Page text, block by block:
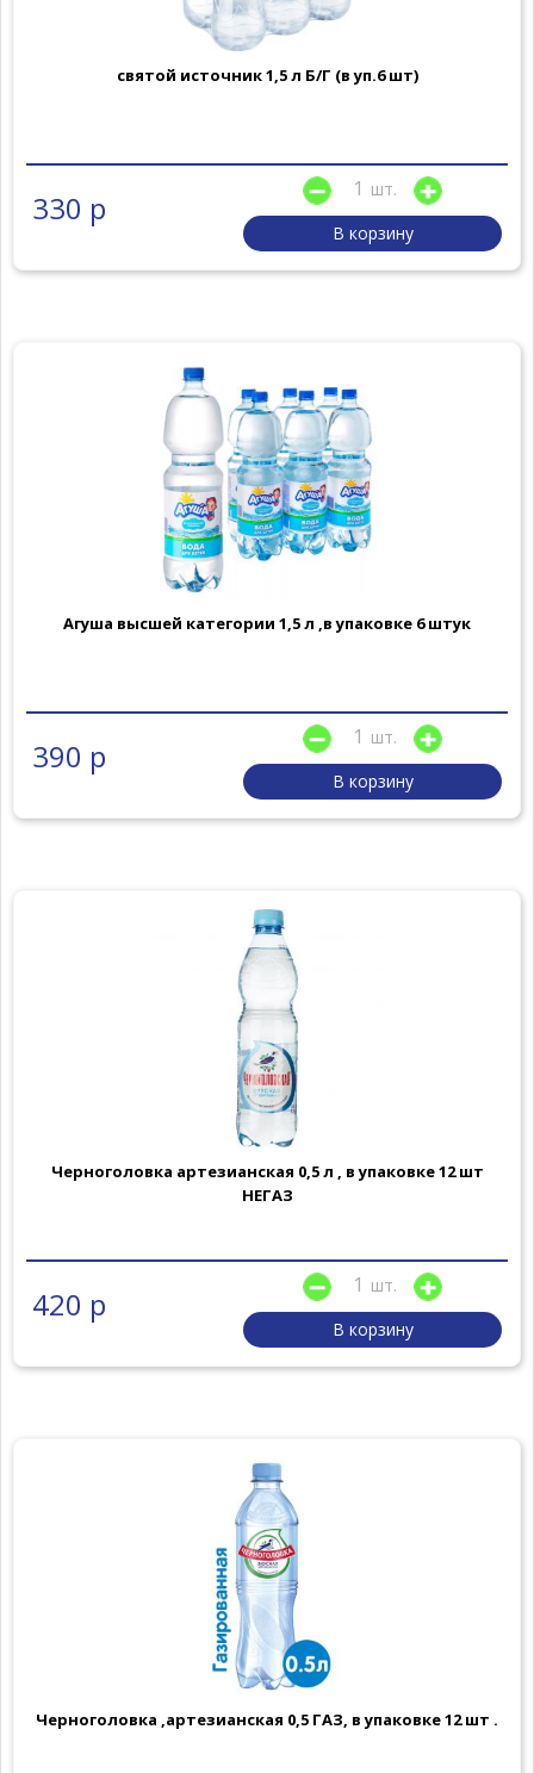
святой источник 1,5 л Б/Г (в уп.6 шт)
330 р
шт.
В корзину
Агуша высшей категории 1,5 л ,в упаковке 6 штук
390 р
шт.
В корзину
Черноголовка артезианская 0,5 л , в упаковке 12 шт
НЕГАЗ
420 р
шт.
В корзину
Черноголовка ,артезианская 0,5 ГАЗ, в упаковке 12 шт .